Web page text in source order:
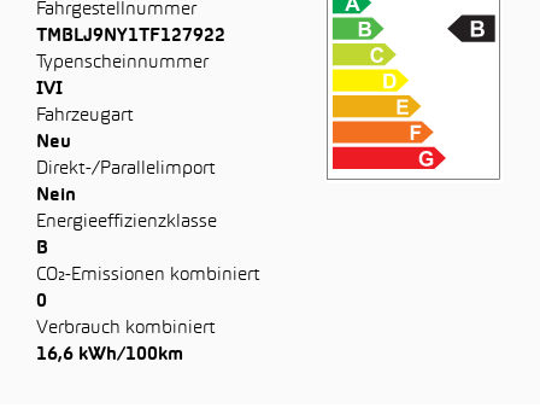
Fahrgestellnummer
TMBLJ9NY1TF127922
Typenscheinnummer
IVI
Fahrzeugart
Neu
Direkt-/Parallelimport
Nein
Energieeffizienzklasse
B
CO₂-Emissionen kombiniert
0
Verbrauch kombiniert
16,6 kWh/100km